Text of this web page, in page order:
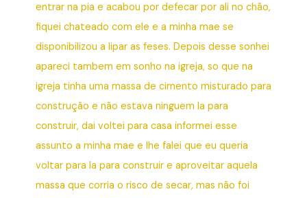
entrar na pia e acabou por defecar por ali no chão,
fiquei chateado com ele e a minha mae se
disponibilizou a lipar as feses. Depois desse sonhei
apareci tambem em sonho na igreja, so que na
igreja tinha uma massa de cimento misturado para
construção e não estava ninguem la para
construir, dai voltei para casa informei esse
assunto a minha mae e lhe falei que eu queria
voltar para la para construir e aproveitar aquela
massa que corria o risco de secar, mas não foi